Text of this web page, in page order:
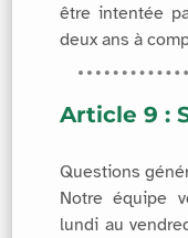
être intentée
deux ans à
Article 9 :
Questions
Notre équipe
lundi au